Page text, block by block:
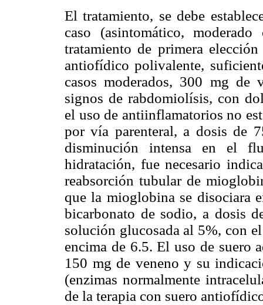
El tratamiento, se debe
caso (asintomático,
tratamiento de primera
antiofídico polivalente,
casos moderados, 300 mg de
signos de rabdomiolísis, con
el uso de antiinflamatorios no
por vía parenteral, a dosis de
disminución intensa en el
hidratación, fue necesario
reabsorción tubular de
que la mioglobina se disociara
bicarbonato de sodio, a dosis
solución glucosada al 5%, con
encima de 6.5. El uso de suero
150 mg de veneno y su
(enzimas normalmente
de la terapia con suero